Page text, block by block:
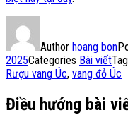
Author hoang bon
2025Categories Bài viết
Rượu vang Úc, vang đỏ Úc
Điều hướng bài